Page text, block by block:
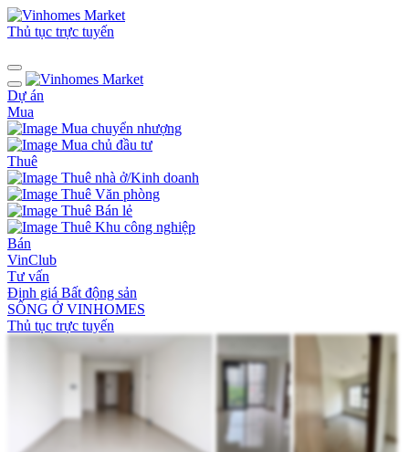
Thủ tục trực tuyến
Dự án
Mua
Mua chuyển nhượng
Mua chủ đầu tư
Thuê
Thuê nhà ở/Kinh doanh
Thuê Văn phòng
Thuê Bán lẻ
Thuê Khu công nghiệp
Bán
VinClub
Tư vấn
Định giá Bất động sản
SỐNG Ở VINHOMES
Thủ tục trực tuyến